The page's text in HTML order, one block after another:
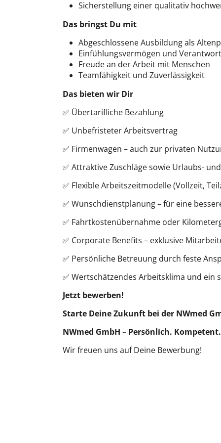
Sicherstellung einer qualitativ
Das bringst Du mit
Abgeschlossene Ausbildung als
Einfühlungsvermögen und
Freude an der Arbeit mit Menschen
Teamfähigkeit und Zuverlässigkeit
Das bieten wir Dir
✅ Übertarifliche Bezahlung
✅ Unbefristeter Arbeitsvertrag
✅ Firmenwagen – auch zur privaten
✅ Attraktive Zuschläge sowie Urlaubs-
✅ Flexible Arbeitszeitmodelle (Vollzeit,
✅ Wunschdienstplanung – für eine
✅ Fahrtkostenübernahme oder
✅ Corporate Benefits – exklusive
✅ Persönliche Betreuung durch feste
✅ Wertschätzendes Arbeitsklima und ein
Jetzt bewerben!
Starte Deine Zukunft bei der NWmed
NWmed GmbH – Persönlich.
Wir freuen uns auf Deine Bewerbung!